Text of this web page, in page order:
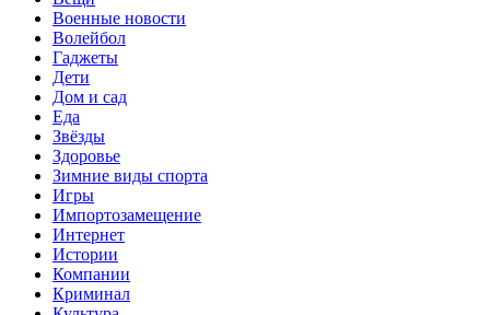
Военные новости
Волейбол
Гаджеты
Дети
Дом и сад
Еда
Звёзды
Здоровье
Зимние виды спорта
Игры
Импортозамещение
Интернет
Истории
Компании
Криминал